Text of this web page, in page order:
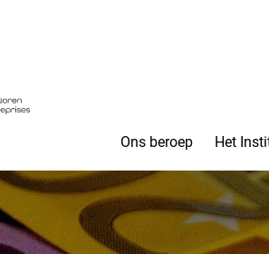
Ons beroep Het